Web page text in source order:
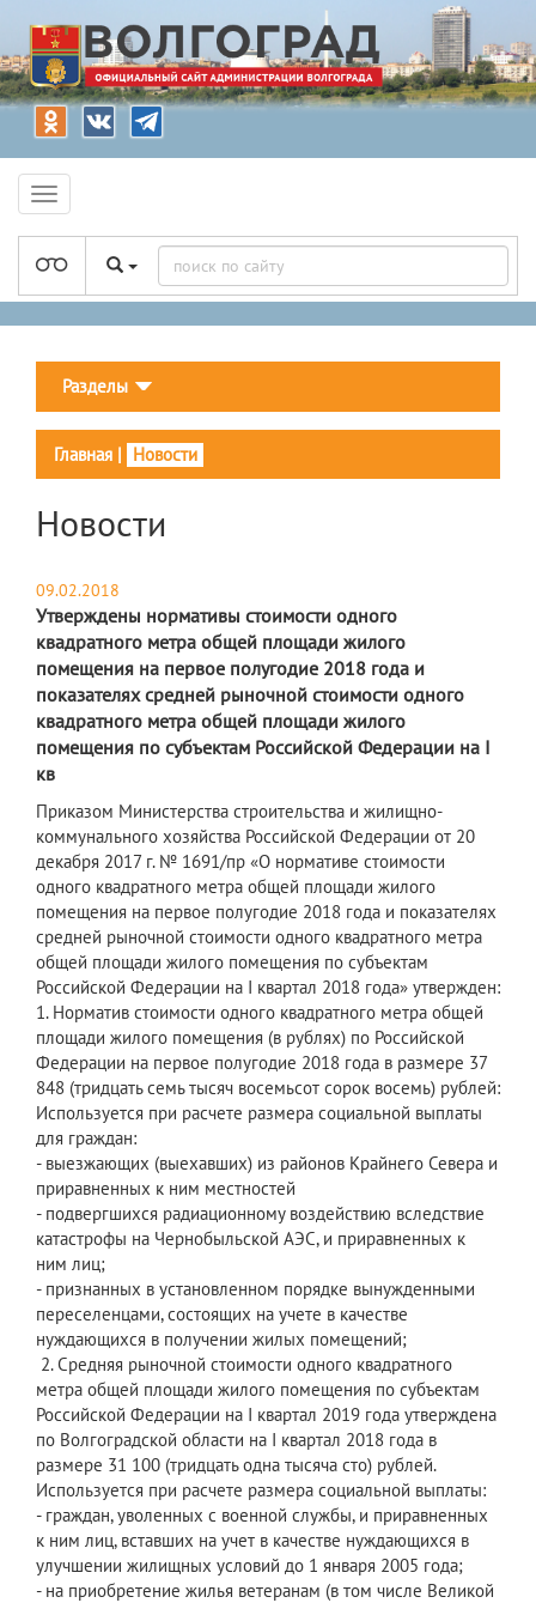
Разделы
Главная | Новости
Новости
09.02.2018
Утверждены нормативы стоимости одного
квадратного метра общей площади жилого
помещения на первое полугодие 2018 года и
показателях средней рыночной стоимости одного
квадратного метра общей площади жилого
помещения по субъектам Российской Федерации на I
кв
Приказом Министерства строительства и жилищно-
коммунального хозяйства Российской Федерации от 20
декабря 2017 г. № 1691/пр «О нормативе стоимости
одного квадратного метра общей площади жилого
помещения на первое полугодие 2018 года и показателях
средней рыночной стоимости одного квадратного метра
общей площади жилого помещения по субъектам
Российской Федерации на I квартал 2018 года» утвержден:
1. Норматив стоимости одного квадратного метра общей
площади жилого помещения (в рублях) по Российской
Федерации на первое полугодие 2018 года в размере 37
848 (тридцать семь тысяч восемьсот сорок восемь) рублей:
Используется при расчете размера социальной выплаты
для граждан:
- выезжающих (выехавших) из районов Крайнего Севера и
приравненных к ним местностей
- подвергшихся радиационному воздействию вследствие
катастрофы на Чернобыльской АЭС, и приравненных к
ним лиц;
- признанных в установленном порядке вынужденными
переселенцами, состоящих на учете в качестве
нуждающихся в получении жилых помещений;
2. Средняя рыночной стоимости одного квадратного
метра общей площади жилого помещения по субъектам
Российской Федерации на I квартал 2019 года утверждена
по Волгоградской области на I квартал 2018 года в
размере 31 100 (тридцать одна тысяча сто) рублей.
Используется при расчете размера социальной выплаты:
- граждан, уволенных с военной службы, и приравненных
к ним лиц, вставших на учет в качестве нуждающихся в
улучшении жилищных условий до 1 января 2005 года;
- на приобретение жилья ветеранам (в том числе Великой